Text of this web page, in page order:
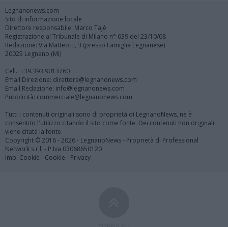
Legnanonews.com
Sito di informazione locale
Direttore responsabile: Marco Tajè
Registrazione al Tribunale di Milano n° 639 del 23/10/08
Redazione: Via Matteotti, 3 (presso Famiglia Legnanese)
20025 Legnano (MI)
Cell.: +39.393.9013760
Email Direzione: direttore@legnanonews.com
Email Redazione: info@legnanonews.com
Pubblicità: commerciale@legnanonews.com
Tutti i contenuti originali sono di proprietà di LegnanoNews, ne è
consentito l'utilizzo citando il sito come fonte. Dei contenuti non originali
viene citata la fonte.
Copyright © 2016 - 2026 - LegnanoNews - Proprietà di Professional
Network s.r.l. - P.Iva 03068650120
Imp. Cookie - Cookie - Privacy